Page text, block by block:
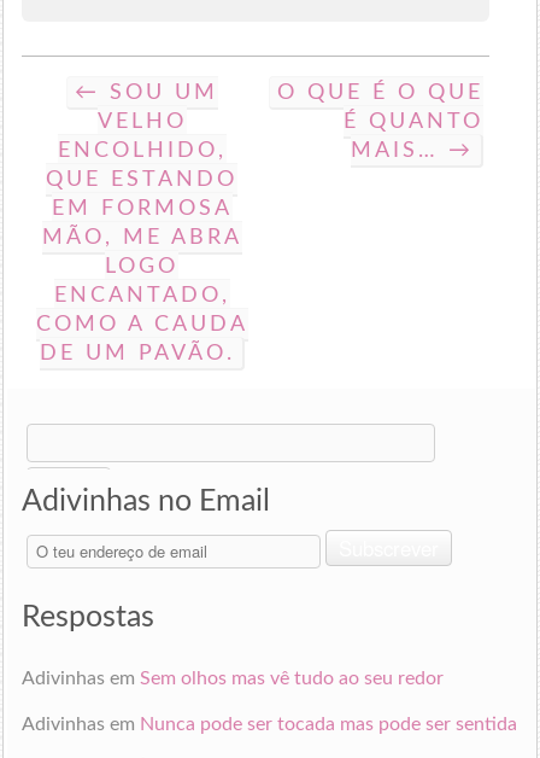
← SOU UM
VELHO
ENCOLHIDO,
QUE ESTANDO
EM FORMOSA
MÃO, ME ABRA
LOGO
ENCANTADO,
COMO A CAUDA
DE UM PAVÃO.
O QUE É O QUE
É QUANTO
MAIS… →
Search
for:
Adivinhas no Email
O
teu
de
Respostas
Adivinhasem Sem olhos mas vê tudo ao seu redor
Adivinhasem Nunca pode ser tocada mas pode ser sentida